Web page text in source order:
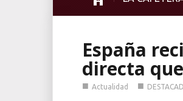
España
directa
■ Actualidad ■